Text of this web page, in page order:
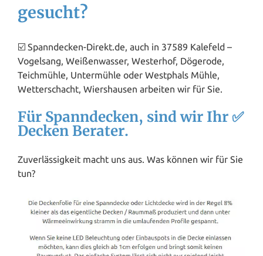
gesucht?
☑️ Spanndecken-Direkt.de, auch in 37589 Kalefeld –
Vogelsang, Weißenwasser, Westerhof, Dögerode,
Teichmühle, Untermühle oder Westphals Mühle,
Wetterschacht, Wiershausen arbeiten wir für Sie.
Für Spanndecken, sind wir Ihr ✅
Decken Berater.
Zuverlässigkeit macht uns aus. Was können wir für Sie
tun?